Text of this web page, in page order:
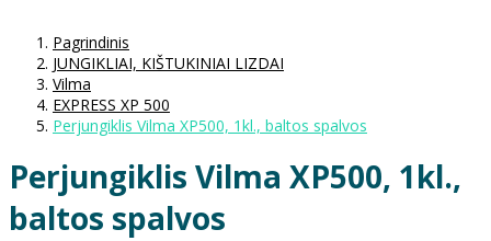
Pagrindinis
JUNGIKLIAI, KIŠTUKINIAI LIZDAI
Vilma
EXPRESS XP 500
Perjungiklis Vilma XP500, 1kl., baltos spalvos
Perjungiklis Vilma XP500, 1kl.,
baltos spalvos